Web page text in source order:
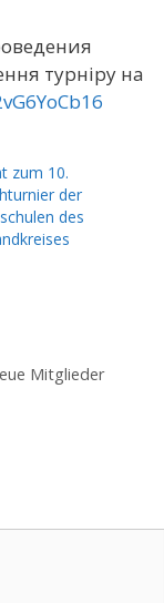
турніру на
zum 10.
der
des
Mitglieder